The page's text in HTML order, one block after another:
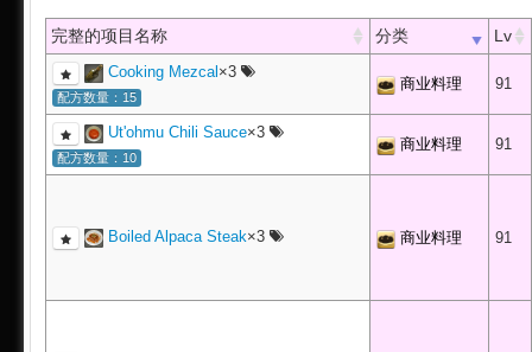
完整的项目名称 分类 Lv
Cooking Mezcal ×3
配方数量：15
商业料理 91
Ut'ohmu Chili Sauce×3
配方数量：10
商业料理 91
Boiled Alpaca Steak×3 商业料理 91